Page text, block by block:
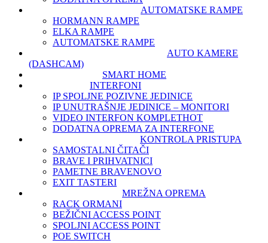
AUTOMATSKE RAMPE
HORMANN RAMPE
ELKA RAMPE
AUTOMATSKE RAMPE
AUTO KAMERE
(DASHCAM)
SMART HOME
INTERFONI
IP SPOLJNE POZIVNE JEDINICE
IP UNUTRAŠNJE JEDINICE – MONITORI
VIDEO INTERFON KOMPLETHOT
DODATNA OPREMA ZA INTERFONE
KONTROLA PRISTUPA
SAMOSTALNI ČITAČI
BRAVE I PRIHVATNICI
PAMETNE BRAVENOVO
EXIT TASTERI
MREŽNA OPREMA
RACK ORMANI
BEŽIČNI ACCESS POINT
SPOLJNI ACCESS POINT
POE SWITCH